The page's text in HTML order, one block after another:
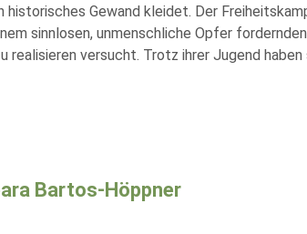
Gewand kleidet. Der
sinnlosen, unmenschliche Opfer
versucht. Trotz ihrer Jugend
Bartos-Höppner